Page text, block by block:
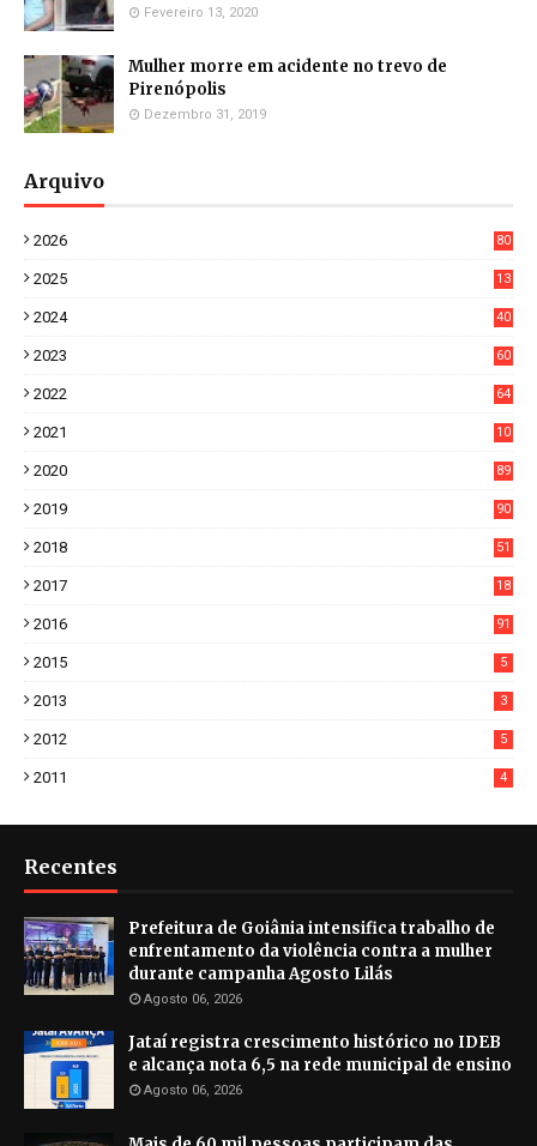
Fevereiro 13, 2020
Mulher morre em acidente no trevo de
Pirenópolis
Dezembro 31, 2019
Arquivo
2026
80
2025
13
2024
40
2023
60
2022
64
2021
10
2020
89
2019
90
2018
51
2017
18
2016 91
2015 5
2013 3
2012 5
2011 4
Recentes
Prefeitura de Goiânia intensifica trabalho de
enfrentamento da violência contra a mulher
durante campanha Agosto Lilás
Agosto 06, 2026
Jataí registra crescimento histórico no IDEB
e alcança nota 6,5 na rede municipal de ensino
Agosto 06, 2026